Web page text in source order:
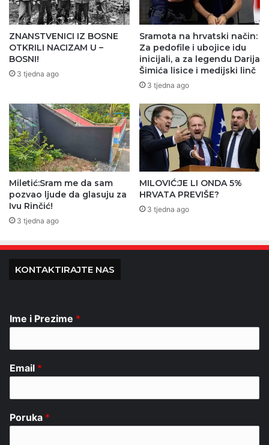
ZNANSTVENICI IZ BOSNE
OTKRILI NACIZAM U –
BOSNI!
3 tjedna ago
Sramota na hrvatski način:
Za pedofile i ubojice idu
inicijali, a za legendu Darija
Šimića lisice i medijski linč
3 tjedna ago
Miletić:Sram me da sam
pozvao ljude da glasuju za
Ivu Rinčić!
3 tjedna ago
MILOVIĆ:JE LI ONDA 5%
HRVATA PREVIŠE?
3 tjedna ago
KONTAKTIRAJTE NAS
Ime i Prezime *
Email *
Poruka *